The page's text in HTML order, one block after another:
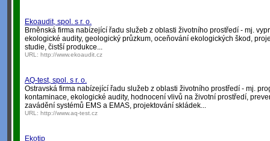
Ekoaudit, spol. s r. o.
Brněnská firma nabízející řadu služeb z oblasti životního prostředí - mj.
ekologické audity, geologický průzkum, oceňování ekologických škod,
studie, čistší produkce...
URL: http://www.ekoaudit.cz
AQ-test, spol. s r. o.
Ostravská firma nabízející řadu služeb z oblasti životního prostředí - mj.
kontaminace, ekologické audity, hodnocení vlivů na životní prostředí,
zavádění systémů EMS a EMAS, projektování skládek...
URL: http://www.aq-test.cz
Ekotip